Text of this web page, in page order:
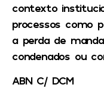
contexto
processos como
a perda de
condenados ou
ABN C/ DCM